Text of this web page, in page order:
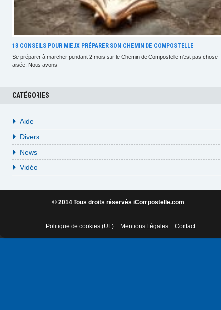
13 CONSEILS POUR MIEUX PRÉPARER SON CHEMIN DE COMPOSTELLE
Se préparer à marcher pendant 2 mois sur le Chemin de Compostelle n'est pas chose
aisée. Nous avons
CATÉGORIES
Aide
Divers
News
Vidéo
© 2014 Tous droits réservés iCompostelle.com
Politique de cookies (UE) Mentions Légales Contact